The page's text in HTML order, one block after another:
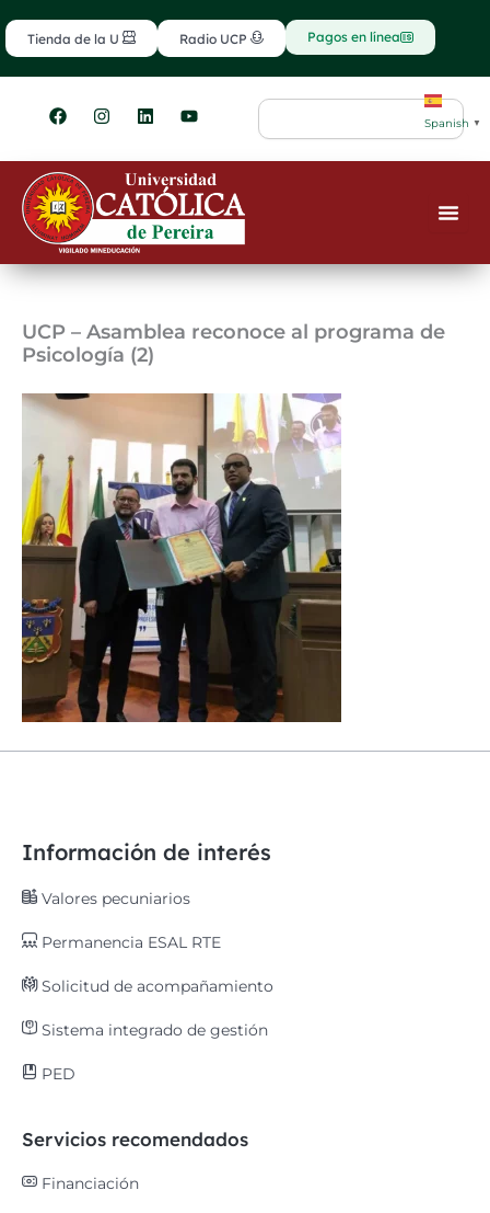
al
contenido
Tienda de la U Radio UCP Pagos en línea
F
a
e
b
o
o
k
I
n
t
g
r
m
L
i
k
e
d
i
n
Y
o
t
u
b
e
Search
Spanish ▼
UCP – Asamblea reconoce al programa de
Psicología (2)
Información de interés
Valores pecuniarios
Permanencia ESAL RTE
Solicitud de acompañamiento
Sistema integrado de gestión
PED
Servicios recomendados
Financiación